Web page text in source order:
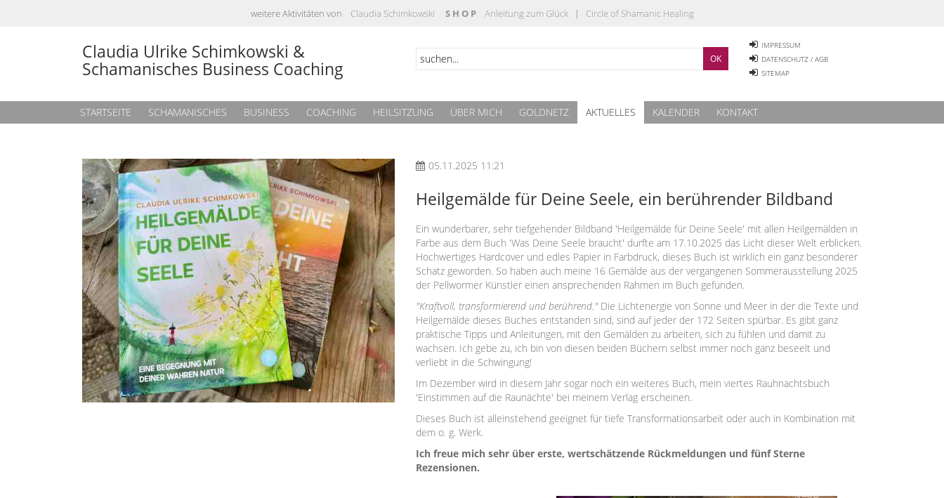
weitere Aktivitäten von Claudia Schimkowski S H O P Anleitung zum Glück| Circle of Shamanic Healing
Claudia Ulrike Schimkowski &
Schamanisches Business Coaching
IMPRESSUM
DATENSCHUTZ / AGB
SITEMAP
STARTSEITE SCHAMANISCHES BUSINESS COACHING HEILSITZUNG ÜBER MICH GOLDNETZ AKTUELLES KALENDER KONTAKT
05.11.2025 11:21
Heilgemälde für Deine Seele, ein berührender Bildband
Ein wunderbarer, sehr tiefgehender Bildband 'Heilgemälde für Deine Seele' mit allen Heilgemälden in
Farbe aus dem Buch 'Was Deine Seele braucht' durfte am 17.10.2025 das Licht dieser Welt erblicken.
Hochwertiges Hardcover und edles Papier in Farbdruck, dieses Buch ist wirklich ein ganz besonderer
Schatz geworden. So haben auch meine 16 Gemälde aus der vergangenen Sommerausstellung 2025
der Pellwormer Künstler einen ansprechenden Rahmen im Buch gefunden.
"Kraftvoll, transformierend und berührend." Die Lichtenergie von Sonne und Meer in der die Texte und
Heilgemälde dieses Buches entstanden sind, sind auf jeder der 172 Seiten spürbar. Es gibt ganz
praktische Tipps und Anleitungen, mit den Gemälden zu arbeiten, sich zu fühlen und damit zu
wachsen. Ich gebe zu, ich bin von diesen beiden Büchern selbst immer noch ganz beseelt und
verliebt in die Schwingung!
Im Dezember wird in diesem Jahr sogar noch ein weiteres Buch, mein viertes Rauhnachtsbuch
'Einstimmen auf die Raunächte' bei meinem Verlag erscheinen.
Dieses Buch ist alleinstehend geeignet für tiefe Transformationsarbeit oder auch in Kombination mit
dem o. g. Werk.
Ich freue mich sehr über erste, wertschätzende Rückmeldungen und fünf Sterne
Rezensionen.